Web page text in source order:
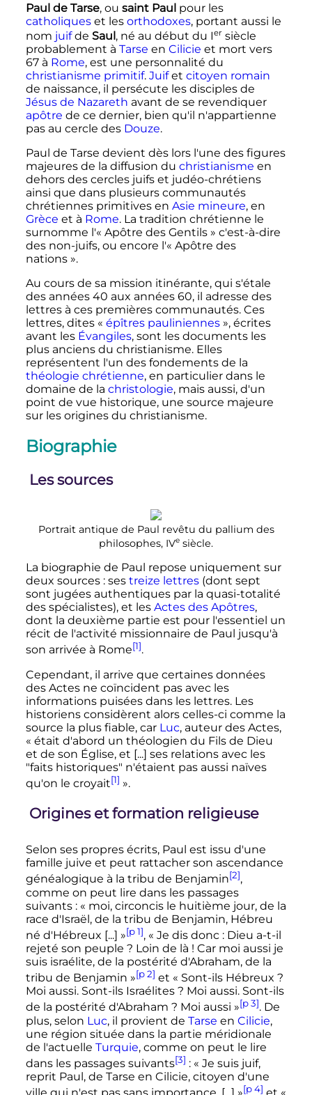
Paul de Tarse, ou saint Paulpour les
catholiqueset les orthodoxes, portant aussi le
nom juifde Saul, né au début du Ier siècle
probablement à Tarse en Cilicie et mort vers
67 à Rome, est une personnalité du
christianisme primitif. Juifet citoyen romain
de naissance, il persécute les disciples de
Jésus de Nazareth avant de se revendiquer
apôtre de ce dernier, bien qu'il n'appartienne
pas au cercle des Douze.
Paul de Tarse devient dès lors l'une des figures
majeures de la diffusion du christianisme en
dehors des cercles juifs et judéo-chrétiens
ainsi que dans plusieurs communautés
chrétiennes primitives en Asie mineure, en
Grèce et à Rome. La tradition chrétienne le
surnomme l'« Apôtre des Gentils » c'est-à-dire
des non-juifs, ou encore l'« Apôtre des
nations ».
Au cours de sa mission itinérante, qui s'étale
des années 40 aux années 60, il adresse des
lettres à ces premières communautés. Ces
lettres, dites « épîtres pauliniennes », écrites
avant les Évangiles, sont les documents les
plus anciens du christianisme. Elles
représentent l'un des fondements de la
théologie chrétienne, en particulier dans le
domaine de la christologie, mais aussi, d'un
point de vue historique, une source majeure
sur les origines du christianisme.
Biographie
Les sources
Portrait antique de Paul revêtu du pallium des
philosophes, IVe siècle.
La biographie de Paul repose uniquement sur
deux sources : ses treize lettres(dont sept
sont jugées authentiques par la quasi-totalité
des spécialistes), et les Actes des Apôtres,
dont la deuxième partie est pour l'essentiel un
récit de l'activité missionnaire de Paul jusqu'à
son arrivée à Rome[1].
Cependant, il arrive que certaines données
des Actes ne coïncident pas avec les
informations puisées dans les lettres. Les
historiens considèrent alors celles-ci comme la
source la plus fiable, car Luc, auteur des Actes,
« était d'abord un théologien du Fils de Dieu
et de son Église, et [...] ses relations avec les
"faits historiques" n'étaient pas aussi naïves
qu'on le croyait[1] ».
Origines et formation religieuse
Selon ses propres écrits, Paul est issu d'une
famille juive et peut rattacher son ascendance
généalogique à la tribu de Benjamin[2],
comme on peut lire dans les passages
suivants : « moi, circoncis le huitième jour, de la
race d'Israël, de la tribu de Benjamin, Hébreu
né d'Hébreux [...] »[p 1], « Je dis donc : Dieu a-t-il
rejeté son peuple ? Loin de là ! Car moi aussi je
suis israélite, de la postérité d'Abraham, de la
tribu de Benjamin »[p 2] et « Sont-ils Hébreux ?
Moi aussi. Sont-ils Israélites ? Moi aussi. Sont-ils
de la postérité d'Abraham ? Moi aussi »[p 3]. De
plus, selon Luc, il provient de Tarse en Cilicie,
une région située dans la partie méridionale
de l'actuelle Turquie, comme on peut le lire
dans les passages suivants[3] : « Je suis juif,
reprit Paul, de Tarse en Cilicie, citoyen d'une
[p 4]